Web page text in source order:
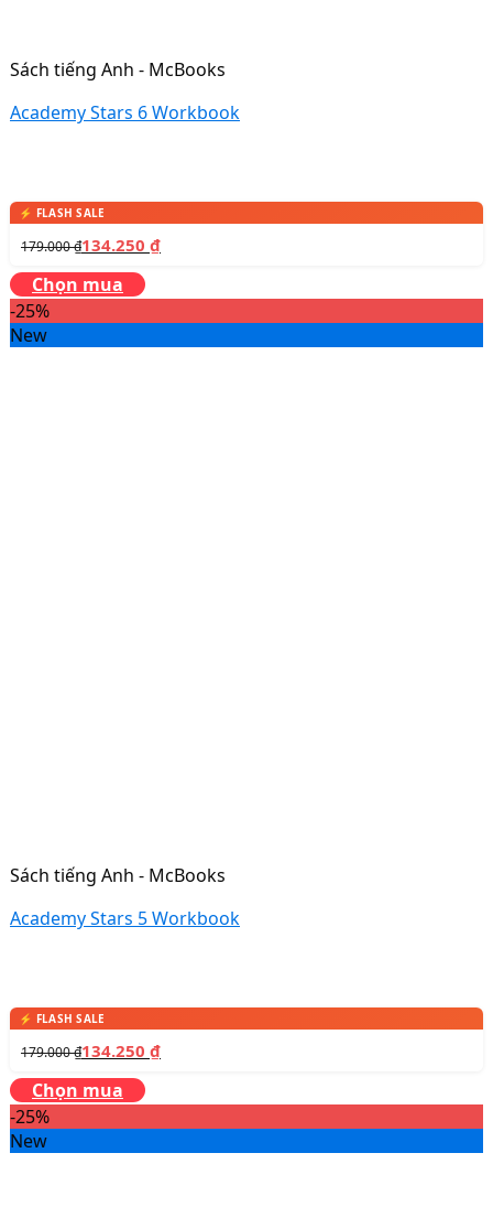
Sách tiếng Anh - McBooks
Academy Stars 6 Workbook
179.000₫134.250 ₫
Chọn mua
-25%
New
Sách tiếng Anh - McBooks
Academy Stars 5 Workbook
179.000₫134.250 ₫
Chọn mua
-25%
New